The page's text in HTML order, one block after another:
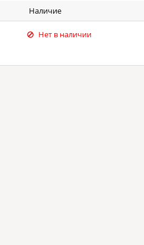
Наличие
Нет в наличии